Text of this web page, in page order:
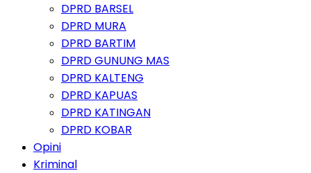
DPRD BARSEL
DPRD MURA
DPRD BARTIM
DPRD GUNUNG MAS
DPRD KALTENG
DPRD KAPUAS
DPRD KATINGAN
DPRD KOBAR
Opini
Kriminal